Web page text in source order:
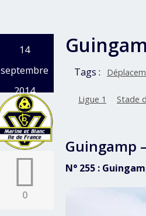
14
septembre
2014
0
Tags :
Ligue 1 Stade
Guingamp
N° 255 :